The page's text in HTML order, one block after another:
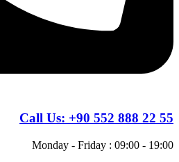
Call Us: +90 552 888 22 55
Monday - Friday : 09:00 - 19:00